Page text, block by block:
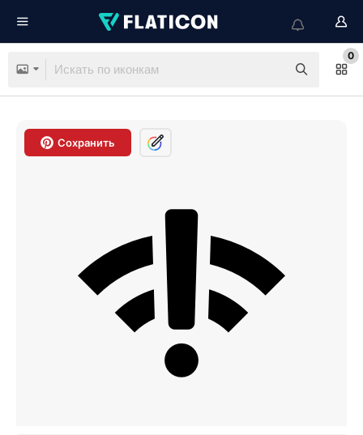
0
Сохранить